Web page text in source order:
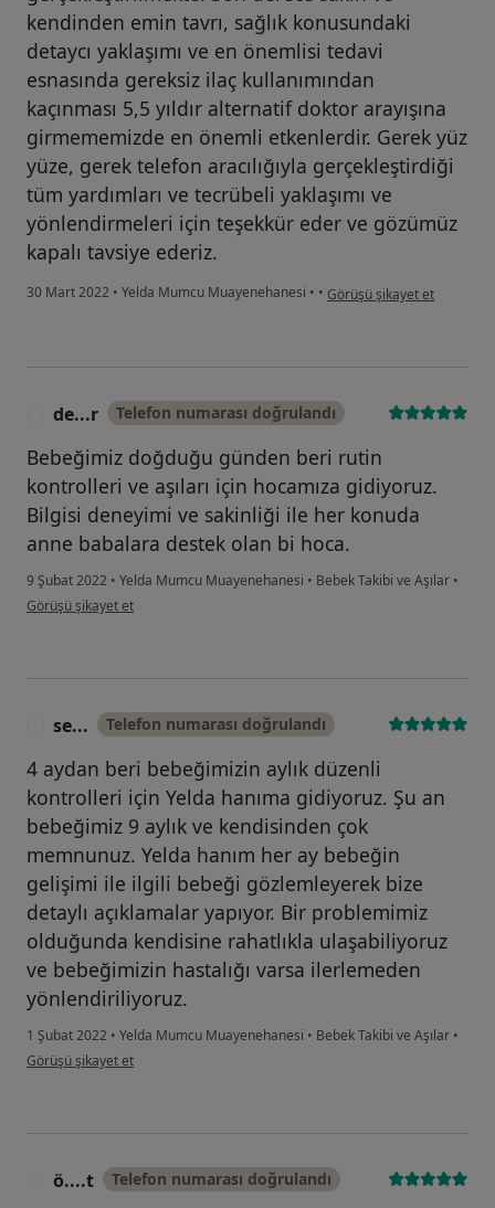
kendinden emin tavrı, sağlık konusundaki
detaycı yaklaşımı ve en önemlisi tedavi
esnasında gereksiz ilaç kullanımından
kaçınması 5,5 yıldır alternatif doktor arayışına
girmememizde en önemli etkenlerdir. Gerek yüz
yüze, gerek telefon aracılığıyla gerçekleştirdiği
tüm yardımları ve tecrübeli yaklaşımı ve
yönlendirmeleri için teşekkür eder ve gözümüz
kapalı tavsiye ederiz.
30 Mart 2022 • Yelda Mumcu Muayenehanesi • • kullanıcının görüşüne göre
Görüşü şikayet et
de...r Telefon numarası doğrulandı
Bebeğimiz doğduğu günden beri rutin
kontrolleri ve aşıları için hocamıza gidiyoruz.
Bilgisi deneyimi ve sakinliği ile her konuda
anne babalara destek olan bi hoca.
9 Şubat 2022 • Yelda Mumcu Muayenehanesi • Bebek Takibi ve Aşılar •
kullanıcının görüşüne göre de...r
Görüşü şikayet et
se... Telefon numarası doğrulandı
4 aydan beri bebeğimizin aylık düzenli
kontrolleri için Yelda hanıma gidiyoruz. Şu an
bebeğimiz 9 aylık ve kendisinden çok
memnunuz. Yelda hanım her ay bebeğin
gelişimi ile ilgili bebeği gözlemleyerek bize
detaylı açıklamalar yapıyor. Bir problemimiz
olduğunda kendisine rahatlıkla ulaşabiliyoruz
ve bebeğimizin hastalığı varsa ilerlemeden
yönlendiriliyoruz.
1 Şubat 2022 • Yelda Mumcu Muayenehanesi • Bebek Takibi ve Aşılar •
kullanıcının görüşüne göre se...
Görüşü şikayet et
ö....t Telefon numarası doğrulandı